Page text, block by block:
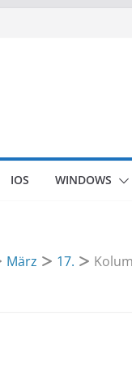
IOS WINDOWS
März 17.